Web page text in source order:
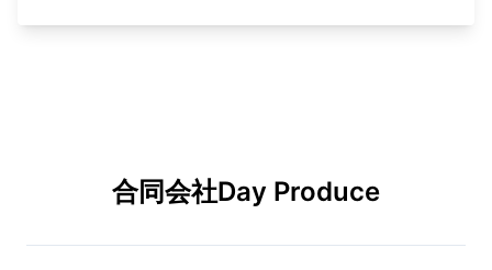
合同会社Day Produce